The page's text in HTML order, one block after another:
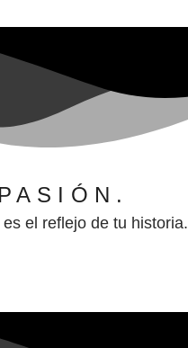
el reflejo de tu historia.